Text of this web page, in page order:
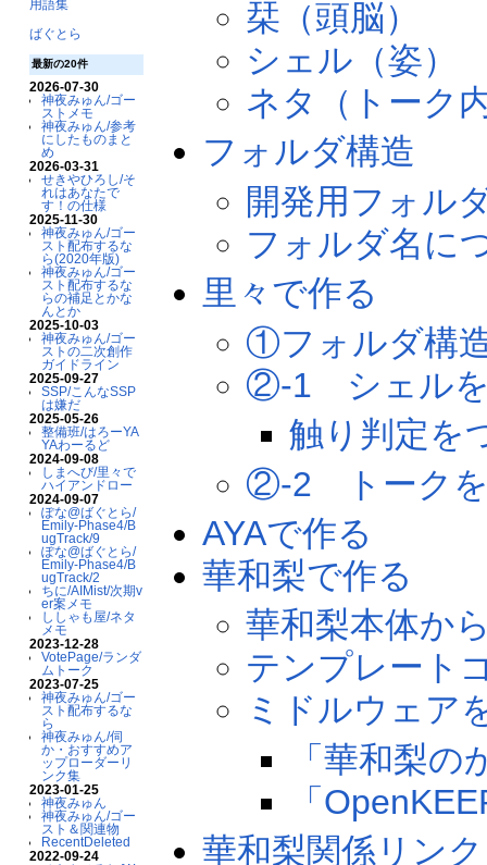
用語集
ばぐとら
最新の20件
2026-07-30
神夜みゅん/ゴー
ストメモ
神夜みゅん/参考
にしたものまと
め
2026-03-31
せきやひろし/そ
れはあなたで
す！の仕様
2025-11-30
神夜みゅん/ゴー
スト配布するな
ら(2020年版)
神夜みゅん/ゴー
スト配布するな
らの補足とかな
んとか
2025-10-03
神夜みゅん/ゴー
ストの二次創作
ガイドライン
2025-09-27
SSP/こんなSSP
は嫌だ
2025-05-26
整備班/はろーYA
YAわーるど
2024-09-08
しまへび/里々で
ハイアンドロー
2024-09-07
ぽな@ばぐとら/
Emily-Phase4/B
ugTrack/9
ぽな@ばぐとら/
Emily-Phase4/B
ugTrack/2
ちに/AIMist/次期v
er案メモ
ししゃも屋/ネタ
メモ
2023-12-28
VotePage/ランダ
ムトーク
2023-07-25
神夜みゅん/ゴー
スト配布するな
ら
神夜みゅん/伺
か・おすすめア
ップローダーリ
ンク集
2023-01-25
神夜みゅん
神夜みゅん/ゴー
スト＆関連物
RecentDeleted
2022-09-24
栞（頭脳）
シェル（姿）
ネタ（トーク
フォルダ構造
開発用フォル
フォルダ名に
里々で作る
①フォルダ構
②-1 シェルを
触り判定を
②-2 トークを
AYAで作る
華和梨で作る
華和梨本体か
テンプレート
ミドルウェア
「華和梨
「
華和梨関係リンク